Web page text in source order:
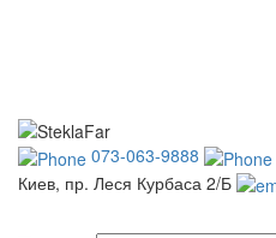
073-063-9888
Киев, пр. Леся Курбаса 2/Б